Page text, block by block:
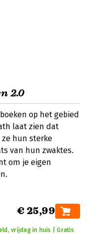
2.0
op het gebied
laat zien dat
hun sterke
van hun zwaktes.
om je eigen
€ 25,99
vrijdag in huis | Gratis